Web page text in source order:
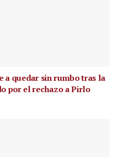
a quedar sin rumbo tras la
por el rechazo a Pirlo